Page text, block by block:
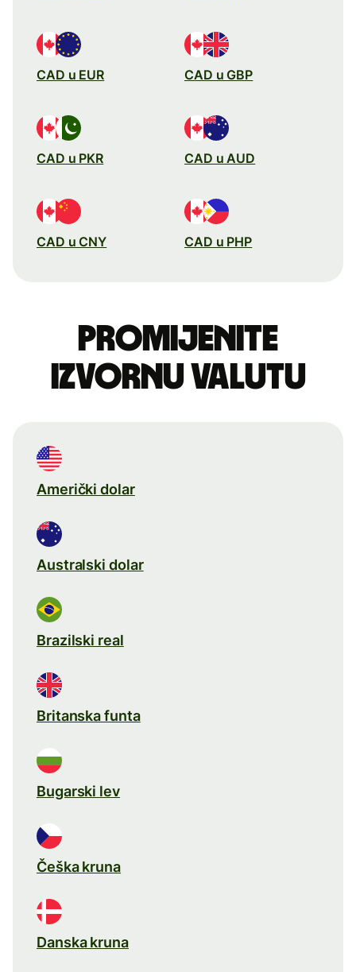
CAD u EUR CAD u GBP
CAD u PKR CAD u AUD
CAD u CNY CAD u PHP
Promijenite
izvornu valutu
Američki dolar
Australski dolar
Brazilski real
Britanska funta
Bugarski lev
Češka kruna
Danska kruna